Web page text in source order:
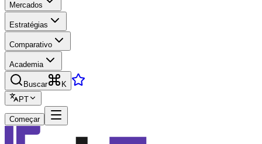
Mercados
Estratégias
Comparativo
Academia
Buscar
K
PT
Começar